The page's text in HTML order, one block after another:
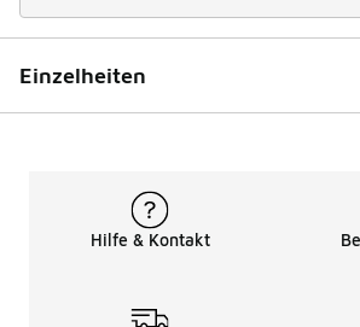
Einzelheiten
Hilfe & Kontakt